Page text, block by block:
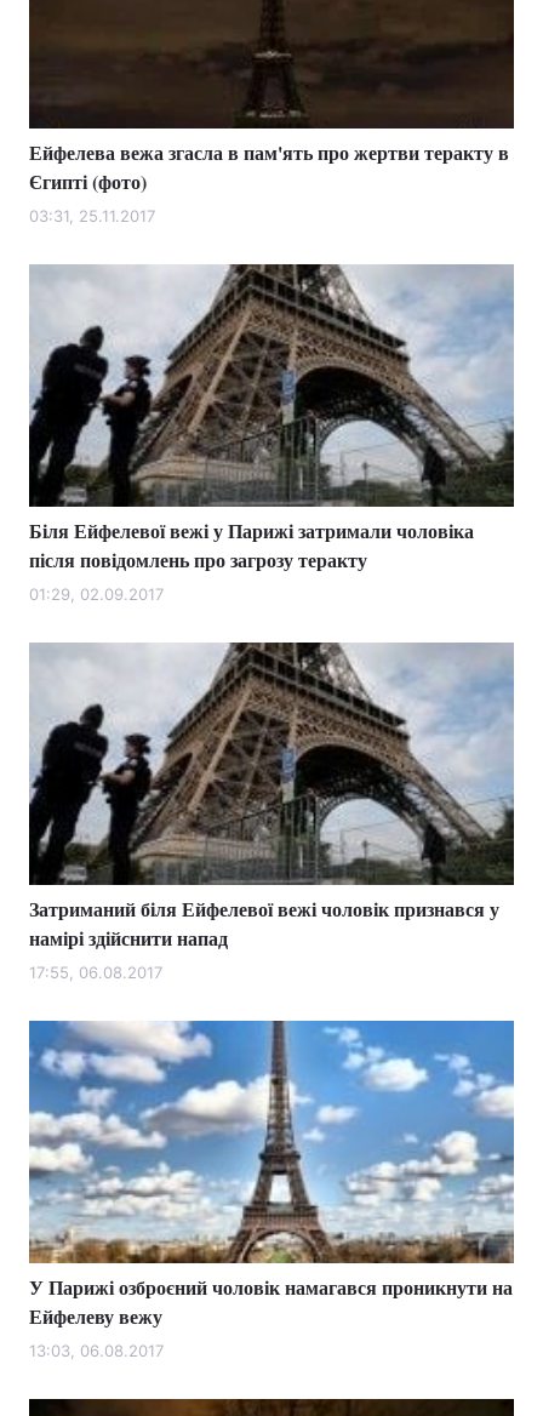
Ейфелева вежа згасла в пам'ять про жертви теракту в
Єгипті (фото)
03:31, 25.11.2017
Біля Ейфелевої вежі у Парижі затримали чоловіка
після повідомлень про загрозу теракту
01:29, 02.09.2017
Затриманий біля Ейфелевої вежі чоловік признався у
намірі здійснити напад
17:55, 06.08.2017
У Парижі озброєний чоловік намагався проникнути на
Ейфелеву вежу
13:03, 06.08.2017